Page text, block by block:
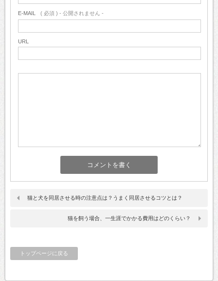
E-MAIL ( 必須 ) - 公開されません -
URL
猫と犬を同居させる時の注意点は？うまく同居させるコツとは？
猫を飼う場合、一生涯でかかる費用はどのくらい？
トップページに戻る